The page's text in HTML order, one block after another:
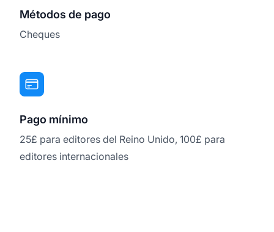
Métodos de pago
Cheques
Pago mínimo
25£ para editores del Reino Unido, 100£ para
editores internacionales